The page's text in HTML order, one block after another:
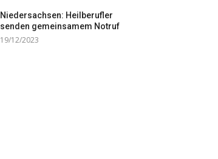
Niedersachsen: Heilberufler
senden gemeinsamem Notruf
19/12/2023